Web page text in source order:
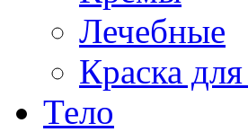
Лечебные
Краска
Тело